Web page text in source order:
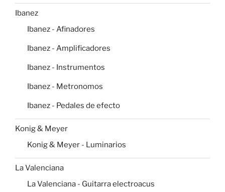
Ibanez
Ibanez - Afinadores
Ibanez - Amplificadores
Ibanez - Instrumentos
Ibanez - Metronomos
Ibanez - Pedales de efecto
Konig & Meyer
Konig & Meyer - Luminarios
La Valenciana
La Valenciana - Guitarra electroacus